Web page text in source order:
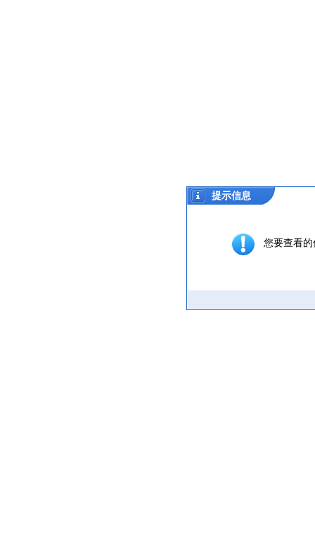
提示信息
您要查看